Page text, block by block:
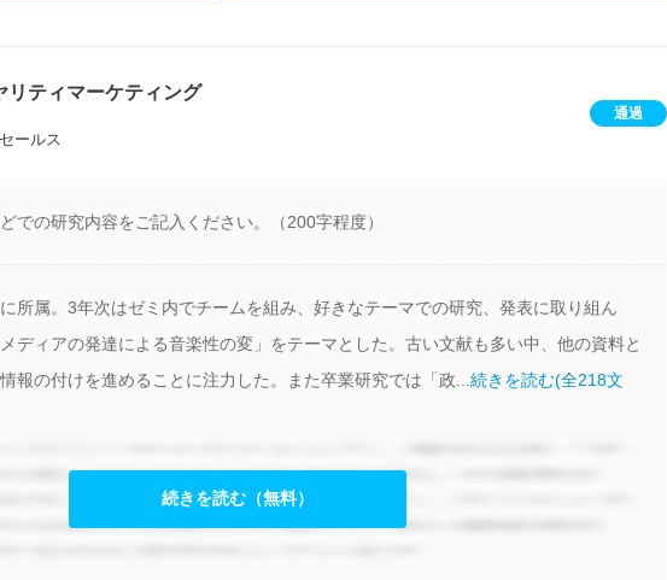
リティマーケティング
ールス
通過
での研究内容をご記入ください。（200字程度）
所属。3年次はゼミ内でチームを組み、好きなテーマでの研究、発表に取り組ん
ディアの発達による音楽性の変」をテーマとした。古い文献も多い中、他の資料と
報の付けを進めることに注力した。また卒業研究では「政... 続きを読む(全218文
続きを読む（無料）